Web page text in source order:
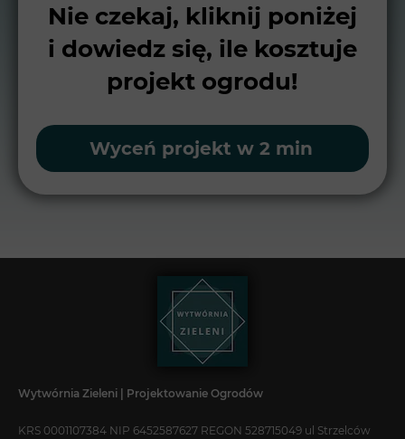
Nie czekaj, kliknij poniżej
i dowiedz się, ile kosztuje
projekt ogrodu!
Wyceń projekt w 2 min
Wytwórnia Zieleni | Projektowanie Ogrodów
KRS 0001107384 NIP 6452587627 REGON 528715049 ul Strzelców